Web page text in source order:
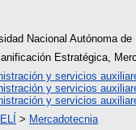
Nacional Autónoma
Estratégica,
y servicios
y servicios
y servicios
> Mercadotecnia